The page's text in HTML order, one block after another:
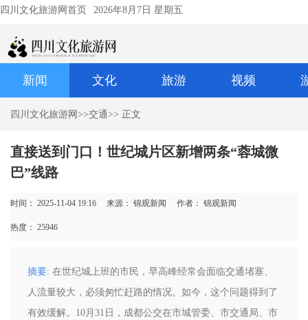
四川文化旅游网首页 2026年8月7日 星期五
新闻 文化 旅游 视频
四川文化旅游网 >>交通>> 正文
直接送到门口！世纪城片区新增两条“蓉城微
巴”线路
时间： 2025-11-04 19:16 来源： 锦观新闻 作者： 锦观新闻
热度： 25946
摘要: 在世纪城上班的市民，早高峰经常会面临交通堵塞、
人流量较大，必须匆忙赶路的情况。如今，这个问题得到了
有效缓解。10月31日，成都公交在市城管委、市交通局、市